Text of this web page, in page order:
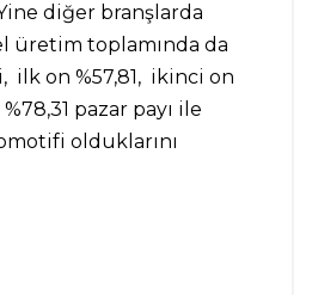
diğer branşlarda
üretim toplamında da
ilk on %57,81, ikinci on
pazar payı ile
olduklarını